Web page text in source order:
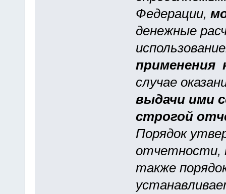
Федерации,
денежные
применения
случае
выдачи ими
строгой
Порядок
отчетности,
также